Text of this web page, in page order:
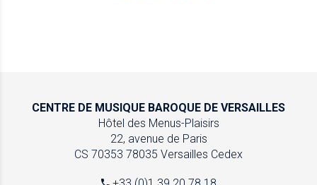
CENTRE DE MUSIQUE BAROQUE DE VERSAILLES
Hôtel des Menus-Plaisirs
22, avenue de Paris
CS 70353 78035 Versailles Cedex